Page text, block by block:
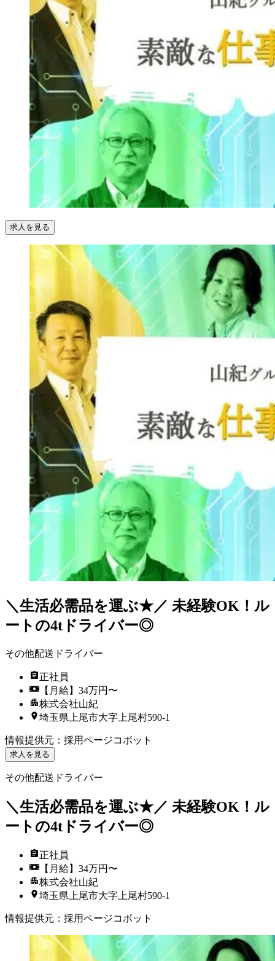
求人を見る
＼生活必需品を運ぶ★／ 未経験OK！ル
ートの4tドライバー◎
その他配送ドライバー
正社員
【月給】34万円〜
株式会社山紀
埼玉県上尾市大字上尾村590-1
情報提供元 ： 採用ページコボット
求人を見る
その他配送ドライバー
＼生活必需品を運ぶ★／ 未経験OK！ル
ートの4tドライバー◎
正社員
【月給】34万円〜
株式会社山紀
埼玉県上尾市大字上尾村590-1
情報提供元 ： 採用ページコボット